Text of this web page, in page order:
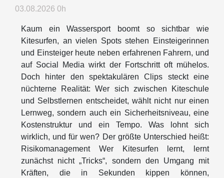
03.08.2026 0h
Kaum ein Wassersport boomt so sichtbar wie
Kitesurfen, an vielen Spots stehen Einsteigerinnen
und Einsteiger heute neben erfahrenen Fahrern, und
auf Social Media wirkt der Fortschritt oft mühelos.
Doch hinter den spektakulären Clips steckt eine
nüchterne Realität: Wer sich zwischen Kiteschule
und Selbstlernen entscheidet, wählt nicht nur einen
Lernweg, sondern auch ein Sicherheitsniveau, eine
Kostenstruktur und ein Tempo. Was lohnt sich
wirklich, und für wen? Der größte Unterschied heißt:
Risikomanagement Wer Kitesurfen lernt, lernt
zunächst nicht „Tricks“, sondern den Umgang mit
Kräften, die in Sekunden kippen können,